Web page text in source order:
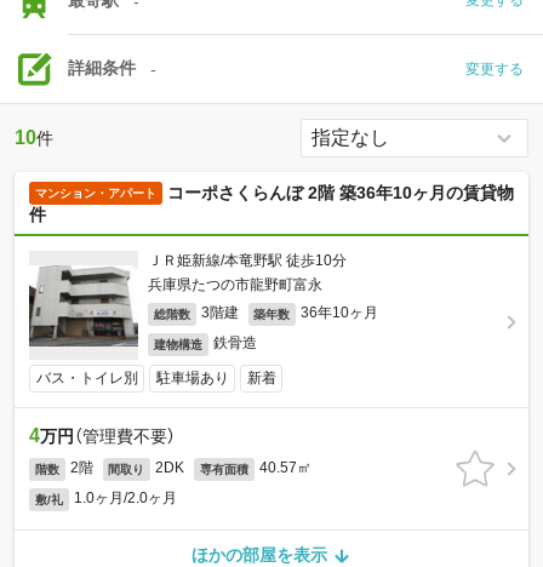
詳細条件 - 変更する
10件
マンション・アパート
コーポさくらんぼ 2階 築36年10ヶ月の賃貸物
件
ＪＲ姫新線/本竜野駅 徒歩10分
兵庫県たつの市龍野町富永
総階数 3階建 築年数 36年10ヶ月
建物構造 鉄骨造
バス・トイレ別 駐車場あり 新着
4万円 （管理費不要）
階数 2階 間取り 2DK 専有面積 40.57㎡
敷/礼 1.0ヶ月/2.0ヶ月
ほかの部屋を表示